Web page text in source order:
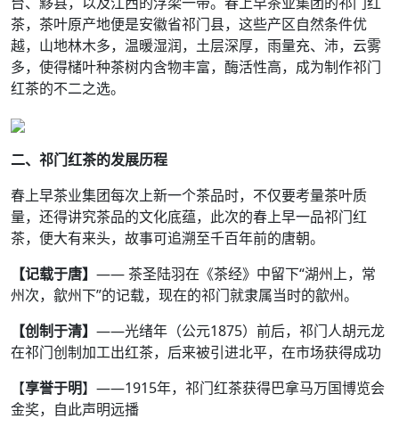
茶，茶叶原产地便是安徽省祁门县，这些产区自然条件优
越，山地林木多，温暖湿润，土层深厚，雨量充、沛，云雾
多，使得槠叶种茶树内含物丰富，酶活性高，成为制作祁门
红茶的不二之选。
二、祁门红茶的发展历程
春上早茶业集团每次上新一个茶品时，不仅要考量茶叶质
量，还得讲究茶品的文化底蕴，此次的春上早一品祁门红
茶，便大有来头，故事可追溯至千百年前的唐朝。
【记载于唐】 —— 茶圣陆羽在《茶经》中留下“湖州上，常
州次，歙州下”的记载，现在的祁门就隶属当时的歙州。
【创制于清】 ——光绪年（公元1875）前后，祁门人胡元龙
在祁门创制加工出红茶，后来被引进北平，在市场获得成功
【享誉于明】——1915年，祁门红茶获得巴拿马万国博览会
金奖，自此声明远播